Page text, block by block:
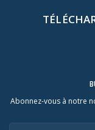
Abonnez-vous à notre